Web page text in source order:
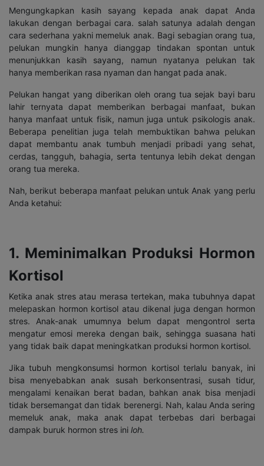
Mengungkapkan kasih sayang kepada anak dapat Anda
lakukan dengan berbagai cara. salah satunya adalah dengan
cara sederhana yakni memeluk anak. Bagi sebagian orang tua,
pelukan mungkin hanya dianggap tindakan spontan untuk
menunjukkan kasih sayang, namun nyatanya pelukan tak
hanya memberikan rasa nyaman dan hangat pada anak.
Pelukan hangat yang diberikan oleh orang tua sejak bayi baru
lahir ternyata dapat memberikan berbagai manfaat, bukan
hanya manfaat untuk fisik, namun juga untuk psikologis anak.
Beberapa penelitian juga telah membuktikan bahwa pelukan
dapat membantu anak tumbuh menjadi pribadi yang sehat,
cerdas, tangguh, bahagia, serta tentunya lebih dekat dengan
orang tua mereka.
Nah, berikut beberapa manfaat pelukan untuk Anak yang perlu
Anda ketahui:
1. Meminimalkan Produksi Hormon
Kortisol
Ketika anak stres atau merasa tertekan, maka tubuhnya dapat
melepaskan hormon kortisol atau dikenal juga dengan hormon
stres. Anak-anak umumnya belum dapat mengontrol serta
mengatur emosi mereka dengan baik, sehingga suasana hati
yang tidak baik dapat meningkatkan produksi hormon kortisol.
Jika tubuh mengkonsumsi hormon kortisol terlalu banyak, ini
bisa menyebabkan anak susah berkonsentrasi, susah tidur,
mengalami kenaikan berat badan, bahkan anak bisa menjadi
tidak bersemangat dan tidak berenergi. Nah, kalau Anda sering
memeluk anak, maka anak dapat terbebas dari berbagai
dampak buruk hormon stres ini loh.